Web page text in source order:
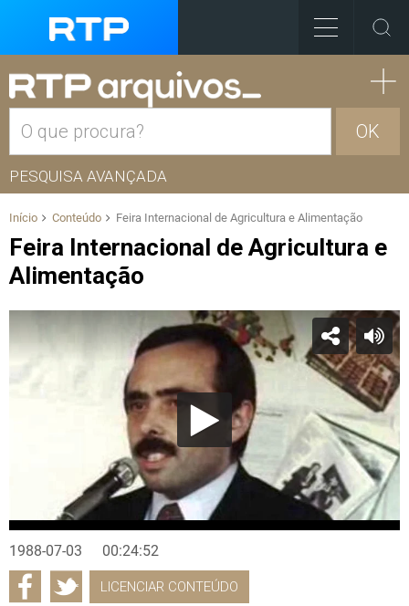
OK
PESQUISA AVANÇADA
Início Conteúdo Feira Internacional de Agricultura e Alimentação
Feira Internacional de Agricultura e
Alimentação
1988-07-03 00:24:52
LICENCIAR CONTEÚDO